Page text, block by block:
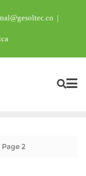
2